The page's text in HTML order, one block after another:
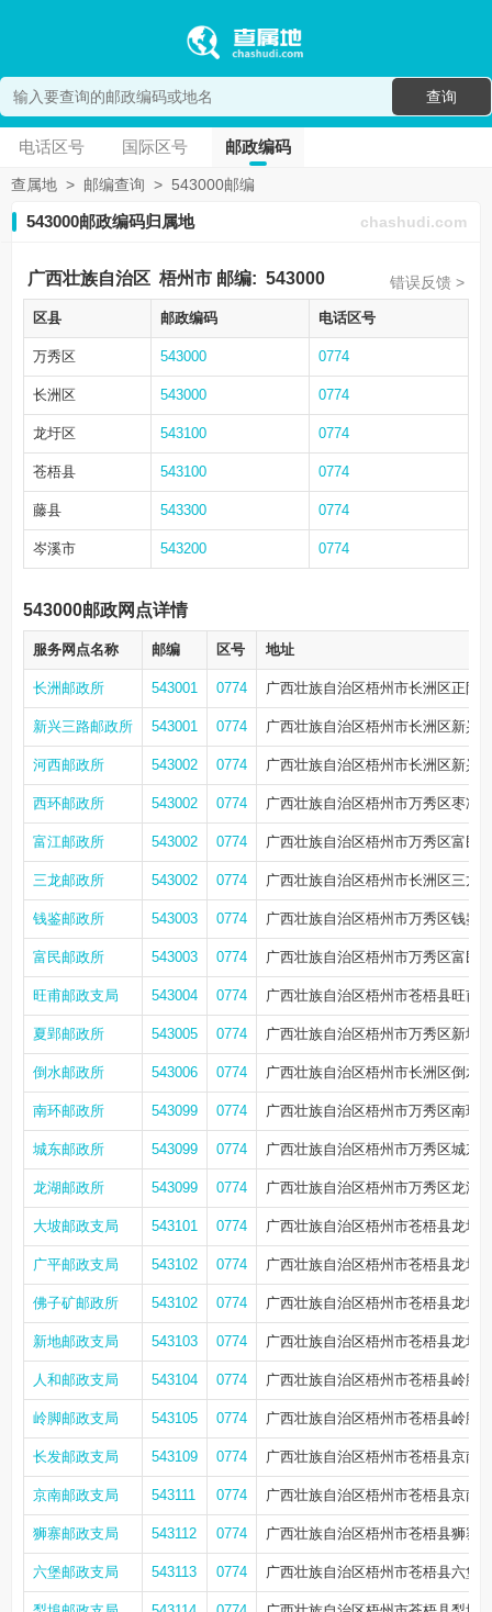
查询
电话区号 国际区号 邮政编码
查属地 > 邮编查询 > 543000邮编
543000邮政编码归属地 chashudi.com
广西壮族自治区 梧州市 邮编: 543000 错误反馈 >
区县 邮政编码 电话区号
万秀区 543000 0774
长洲区 543000 0774
龙圩区 543100 0774
苍梧县 543100 0774
藤县 543300 0774
岑溪市 543200 0774
543000邮政网点详情
服务网点名称 邮编 区号 地址
长洲邮政所 543001 0774 广西壮族自治区梧州市长洲区正阳
新兴三路邮政所 543001 0774 广西壮族自治区梧州市长洲区新兴
河西邮政所 543002 0774 广西壮族自治区梧州市长洲区新兴
西环邮政所 543002 0774 广西壮族自治区梧州市万秀区枣冲
富江邮政所 543002 0774 广西壮族自治区梧州市万秀区富民
三龙邮政所 543002 0774 广西壮族自治区梧州市长洲区三龙
钱鉴邮政所 543003 0774 广西壮族自治区梧州市万秀区钱鉴
富民邮政所 543003 0774 广西壮族自治区梧州市万秀区富民
旺甫邮政支局 543004 0774 广西壮族自治区梧州市苍梧县旺甫
夏郢邮政所 543005 0774 广西壮族自治区梧州市万秀区新城
倒水邮政所 543006 0774 广西壮族自治区梧州市长洲区倒水
南环邮政所 543099 0774 广西壮族自治区梧州市万秀区南环
城东邮政所 543099 0774 广西壮族自治区梧州市万秀区城东
龙湖邮政所 543099 0774 广西壮族自治区梧州市万秀区龙湖
大坡邮政支局 543101 0774 广西壮族自治区梧州市苍梧县龙圩
广平邮政支局 543102 0774 广西壮族自治区梧州市苍梧县龙圩
佛子矿邮政所 543102 0774 广西壮族自治区梧州市苍梧县龙圩
新地邮政支局 543103 0774 广西壮族自治区梧州市苍梧县龙圩
人和邮政支局 543104 0774 广西壮族自治区梧州市苍梧县岭脚
岭脚邮政支局 543105 0774 广西壮族自治区梧州市苍梧县岭脚
长发邮政支局 543109 0774 广西壮族自治区梧州市苍梧县京南
京南邮政支局 543111 0774 广西壮族自治区梧州市苍梧县京南
狮寨邮政支局 543112 0774 广西壮族自治区梧州市苍梧县狮寨
六堡邮政支局 543113 0774 广西壮族自治区梧州市苍梧县六堡